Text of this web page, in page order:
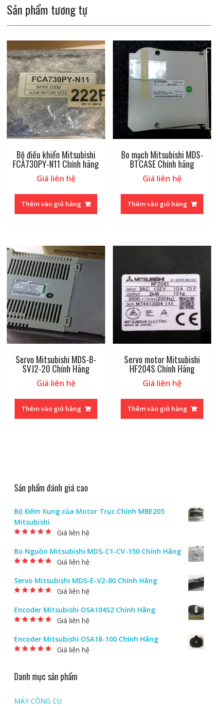
Sản phẩm tương tự
Bộ điều khiển Mitsubishi
FCA730PY-N11 Chính hãng
Giá liên hệ
Thêm vào giỏ hàng
Bo mạch Mitsubishi MDS-
BTCASE Chính hãng
Giá liên hệ
Thêm vào giỏ hàng
Servo Mitsubishi MDS-B-
SVJ2-20 Chính Hãng
Giá liên hệ
Thêm vào giỏ hàng
Servo motor Mitsubishi
HF204S Chính Hãng
Giá liên hệ
Thêm vào giỏ hàng
Sản phẩm đánh giá cao
Bộ Đếm Xung của Motor Trục Chính MBE205
Mitsubishi
Giá liên hệ
Bo Nguồn Mitsubishi MDS-C1-CV-150 Chính Hãng
Giá liên hệ
Servo Mitsubishi MDS-E-V2-80 Chính Hãng
Giá liên hệ
Encoder Mitsubishi OSA104S2 Chính Hãng
Giá liên hệ
Encoder Mitsubishi OSA18-100 Chính Hãng
Giá liên hệ
Danh mục sản phẩm
MÁY CÔNG CỤ